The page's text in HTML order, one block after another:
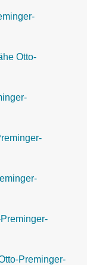
Otto-
Preminger-